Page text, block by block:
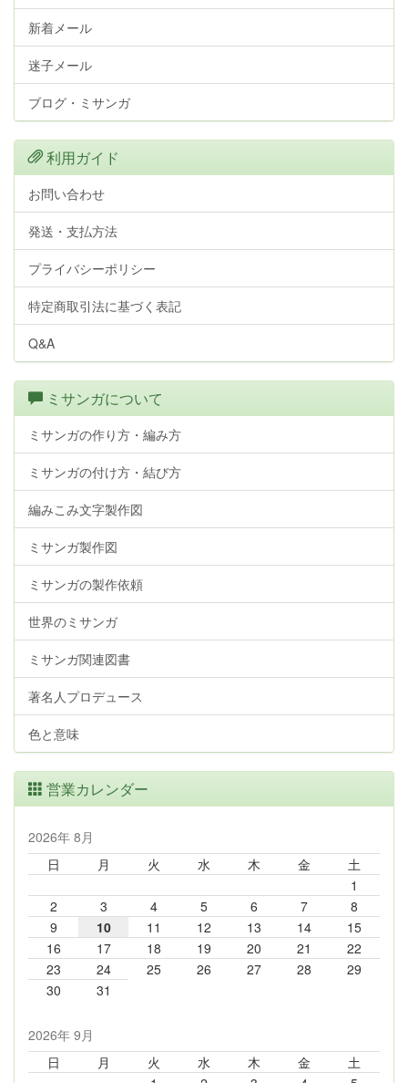
新着メール
迷子メール
ブログ・ミサンガ
利用ガイド
お問い合わせ
発送・支払方法
プライバシーポリシー
特定商取引法に基づく表記
Q&A
ミサンガについて
ミサンガの作り方・編み方
ミサンガの付け方・結び方
編みこみ文字製作図
ミサンガ製作図
ミサンガの製作依頼
世界のミサンガ
ミサンガ関連図書
著名人プロデュース
色と意味
営業カレンダー
2026年 8月
日
月 火 水 木 金
土
1
2
3 4 5 6 7
8
9
10 11 12 13 14
15
16
17 18 19 20 21
22
23
24 25 26 27 28
29
30
31
2026年 9月
日
月 火 水 木 金
土